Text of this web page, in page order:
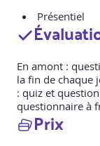
Présentiel
En amont :
la fin de chaque
: quiz et
questionnaire à
Prix